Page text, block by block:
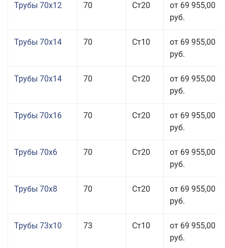
Трубы 70x12 70 Ст20
от 69 955,00
руб.
Трубы 70x14 70 Ст10
от 69 955,00
руб.
Трубы 70x14 70 Ст20
от 69 955,00
руб.
Трубы 70x16 70 Ст20
от 69 955,00
руб.
Трубы 70x6 70 Ст20
от 69 955,00
руб.
Трубы 70x8 70 Ст20
от 69 955,00
руб.
Трубы 73x10 73 Ст10
от 69 955,00
руб.